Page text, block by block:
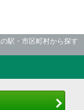
駅・市区町村から探す